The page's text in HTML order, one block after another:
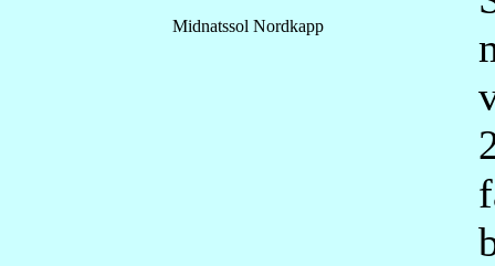
Midnatssol Nordkapp